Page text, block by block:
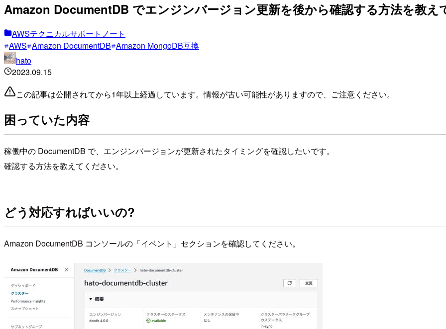
Amazon DocumentDB でエンジンバージョン更新を後から確認する方法を教え
AWSテクニカルサポートノート
AWS Amazon DocumentDB Amazon MongoDB互換
hato
2023.09.15
この記事は公開されてから1年以上経過しています。情報が古い可能性がありますので、ご注意ください。
困っていた内容
稼働中の DocumentDB で、エンジンバージョンが更新されたタイミングを確認したいです。
確認する方法を教えてください。
どう対応すればいいの?
Amazon DocumentDB コンソールの「イベント」セクションを確認してください。